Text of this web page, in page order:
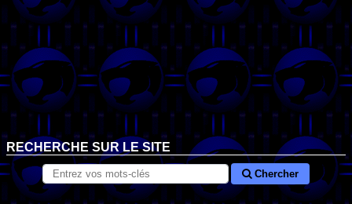
RECHERCHE SUR LE SITE
Chercher